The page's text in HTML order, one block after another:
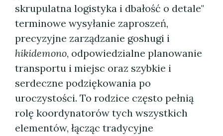
skrupulatna logistyka i dbałość o detale"
terminowe wysyłanie zaproszeń,
precyzyjne zarządzanie goshugi i
hikidemono, odpowiedzialne planowanie
transportu i miejsc oraz szybkie i
serdeczne podziękowania po
uroczystości. To rodzice często pełnią
rolę koordynatorów tych wszystkich
elementów, łącząc tradycyjne